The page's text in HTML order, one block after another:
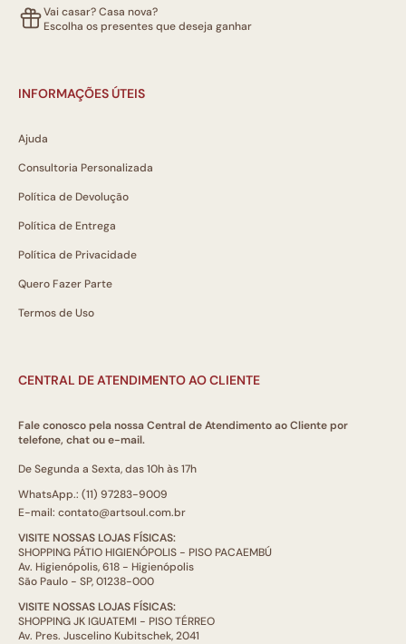
Vai casar? Casa nova?
Escolha os presentes que deseja ganhar
INFORMAÇÕES ÚTEIS
Ajuda
Consultoria Personalizada
Política de Devolução
Política de Entrega
Política de Privacidade
Quero Fazer Parte
Termos de Uso
CENTRAL DE ATENDIMENTO AO CLIENTE
Fale conosco pela nossa Central de Atendimento ao Cliente por
telefone, chat ou e-mail.
De Segunda a Sexta, das 10h às 17h
WhatsApp.: (11) 97283-9009
E-mail: contato@artsoul.com.br
VISITE NOSSAS LOJAS FÍSICAS:
SHOPPING PÁTIO HIGIENÓPOLIS - PISO PACAEMBÚ
Av. Higienópolis, 618 - Higienópolis
São Paulo - SP, 01238-000
VISITE NOSSAS LOJAS FÍSICAS:
SHOPPING JK IGUATEMI - PISO TÉRREO
Av. Pres. Juscelino Kubitschek, 2041